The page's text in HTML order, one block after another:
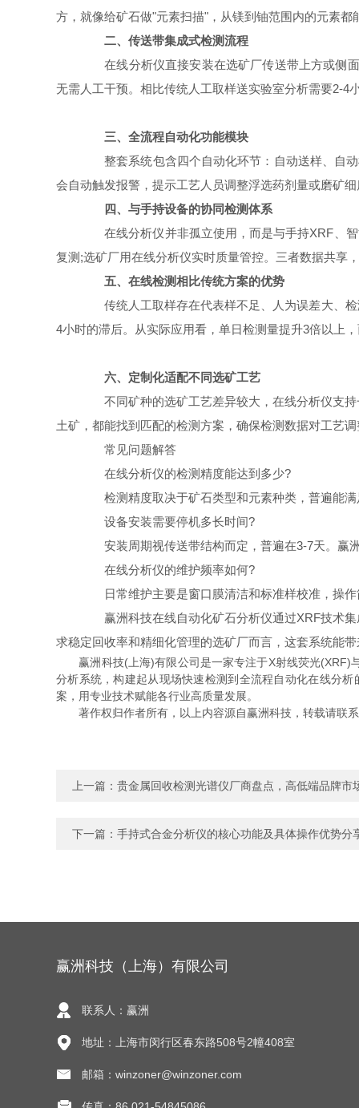
方，就像给矿石做"元素扫描"，从镁到铀范围内的元素
二、传送带集成式检测流程
在线分析仪直接安装在选矿厂传送带上方或侧面
无需人工干预。相比传统人工取样送实验室分析需要2-4
三、全流程自动化功能模块
整套系统包含四个自动化环节：自动送样、自动
会自动触发报警，提示工艺人员调整浮选药剂量或磨矿
四、与手持设备的协同检测体系
在线分析仪并非孤立使用，而是与手持XRF、智
复测;选矿厂用在线分析仪实时质量管控。三者数据共享
五、在线检测相比传统方案的优势
传统人工取样存在代表样不足、人为误差大、检
4小时的滞后。从实际应用看，单日检测量提升3倍以上
六、定制化适配不同选矿工艺
不同矿种的选矿工艺差异较大，在线分析仪支持
土矿，都能找到匹配的检测方案，确保检测数据对工艺
常见问题解答
在线分析仪的检测精度能达到多少?
检测精度取决于矿石类型和元素种类，普遍能满
设备安装需要停机多长时间?
安装周期视传送带结构而定，普遍在3-7天。赢
在线分析仪的维护频率如何?
日常维护主要是窗口膜清洁和标准样校准，操作
赢洲科技在线自动化矿石分析仪通过XRF技术集
求稳定回收率和精细化管理的选矿厂而言，这套系统能
赢洲科技(上海)有限公司是一家专注于X射线荧光(XRF)
分析系统，构建起从现场快速检测到全流程自动化在线分
案，用专业技术赋能各行业高质量发展。
著作权归作者所有，以上内容源自赢洲科技，转载请联
上一篇： 贵金属回收检测光谱仪厂商盘点，高低端品牌市
下一篇： 手持式合金分析仪的核心功能及具体操作优势分
赢洲科技（上海）有限公司
联系人：赢洲
地址：上海市闵行区春东路508号2幢408室
邮箱：winzoner@winzoner.com